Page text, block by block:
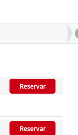
Reservar
Reservar